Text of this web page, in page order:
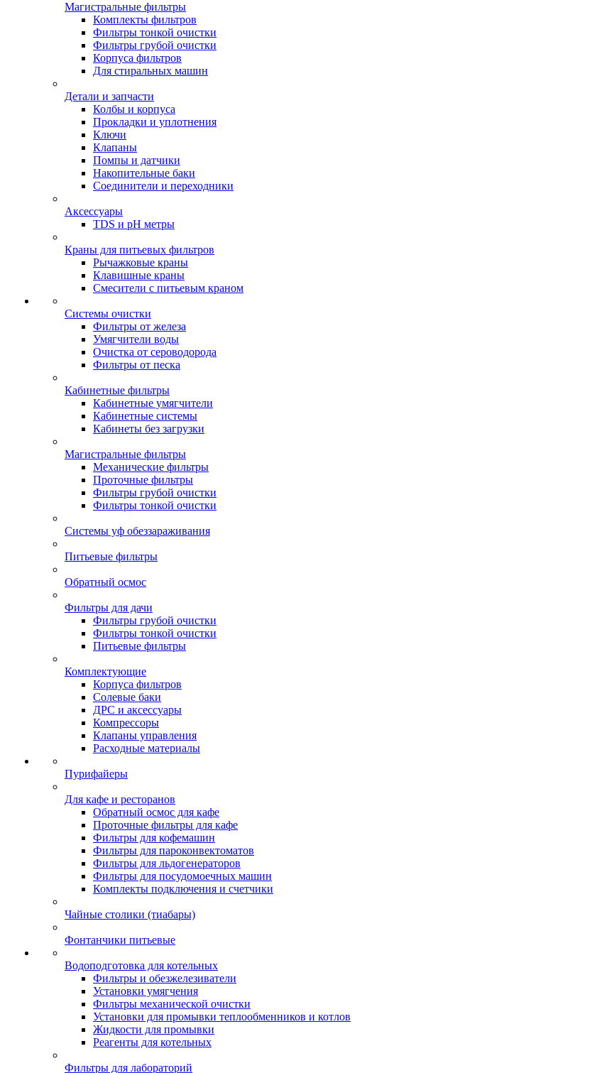
Магистральные фильтры
Комплекты фильтров
Фильтры тонкой очистки
Фильтры грубой очистки
Корпуса фильтров
Для стиральных машин
Детали и запчасти
Колбы и корпуса
Прокладки и уплотнения
Ключи
Клапаны
Помпы и датчики
Накопительные баки
Соединители и переходники
Аксессуары
TDS и pH метры
Краны для питьевых фильтров
Рычажковые краны
Клавишные краны
Смесители с питьевым краном
Системы очистки
Фильтры от железа
Умягчители воды
Очистка от сероводорода
Фильтры от песка
Кабинетные фильтры
Кабинетные умягчители
Кабинетные системы
Кабинеты без загрузки
Магистральные фильтры
Механические фильтры
Проточные фильтры
Фильтры грубой очистки
Фильтры тонкой очистки
Системы уф обеззараживания
Питьевые фильтры
Обратный осмос
Фильтры для дачи
Фильтры грубой очистки
Фильтры тонкой очистки
Питьевые фильтры
Комплектующие
Корпуса фильтров
Солевые баки
ДРС и аксессуары
Компрессоры
Клапаны управления
Расходные материалы
Пурифайеры
Для кафе и ресторанов
Обратный осмос для кафе
Проточные фильтры для кафе
Фильтры для кофемашин
Фильтры для пароконвектоматов
Фильтры для льдогенераторов
Фильтры для посудомоечных машин
Комплекты подключения и счетчики
Чайные столики (тиабары)
Фонтанчики питьевые
Водоподготовка для котельных
Фильтры и обезжелезиватели
Установки умягчения
Фильтры механической очистки
Установки для промывки теплообменников и котлов
Жидкости для промывки
Реагенты для котельных
Фильтры для лабораторий